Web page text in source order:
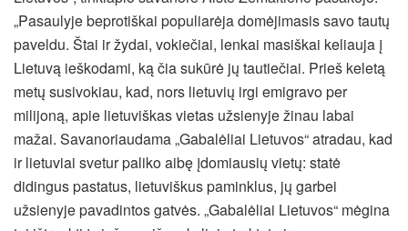
„Pasaulyje beprotiškai populiarėja domėjimasis savo tautų
paveldu. Štai ir žydai, vokiečiai, lenkai masiškai keliauja į
Lietuvą ieškodami, ką čia sukūrė jų tautiečiai. Prieš keletą
metų susivokiau, kad, nors lietuvių irgi emigravo per
milijoną, apie lietuviškas vietas užsienyje žinau labai
mažai. Savanoriaudama „Gabalėliai Lietuvos“ atradau, kad
ir lietuviai svetur paliko aibę įdomiausių vietų: statė
didingus pastatus, lietuviškus paminklus, jų garbei
užsienyje pavadintos gatvės. „Gabalėliai Lietuvos“ mėgina